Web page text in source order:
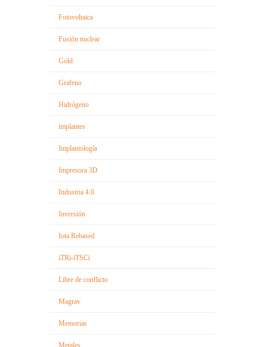
Fotovoltaica
Fusión nuclear
Gold
Grafeno
Hidrógeno
implantes
Implantología
Impresora 3D
Industria 4.0
Inversión
Iota Rebased
iTRi-iTSCi
Libre de conflicto
Magrav
Memorias
Metales